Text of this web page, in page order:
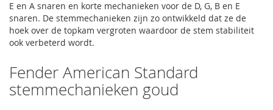
E en A snaren en korte mechanieken voor de D, G, B en E
snaren. De stemmechanieken zijn zo ontwikkeld dat ze de
hoek over de topkam vergroten waardoor de stem stabiliteit
ook verbeterd wordt.
Fender American Standard
stemmechanieken goud